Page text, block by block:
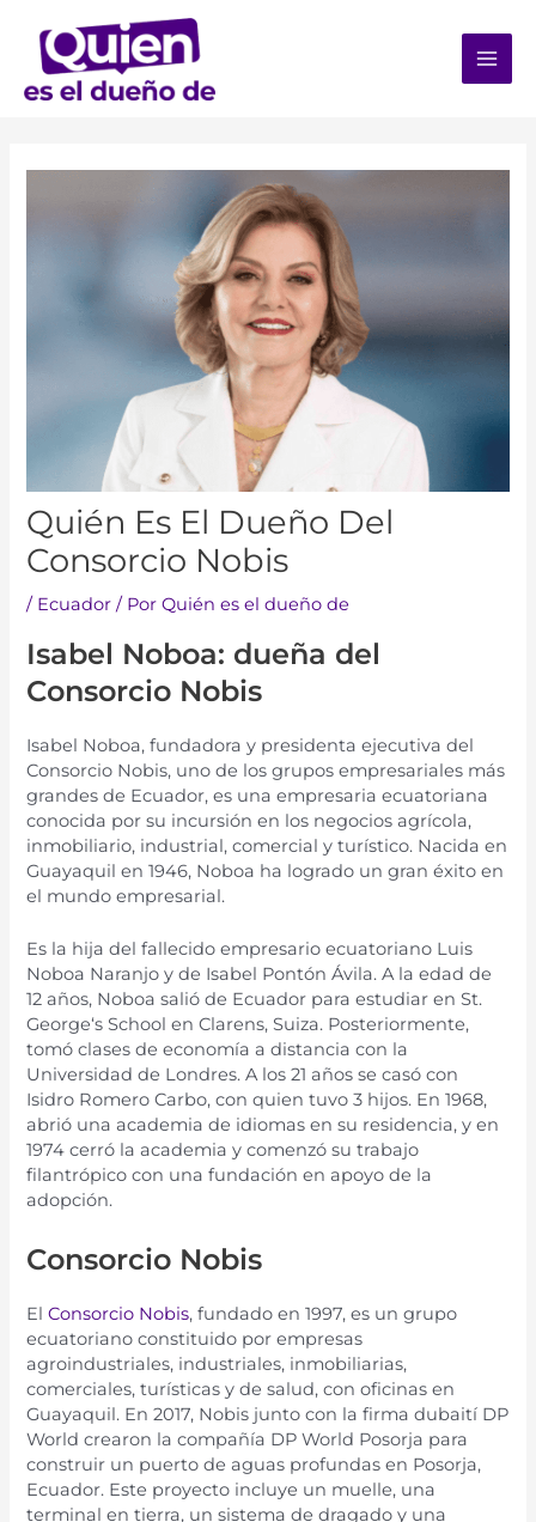
Quién Es El Dueño Del
Consorcio Nobis
/ Ecuador / PorQuién es el dueño de
Isabel Noboa: dueña del
Consorcio Nobis
Isabel Noboa, fundadora y presidenta ejecutiva del
Consorcio Nobis, uno de los grupos empresariales más
grandes de Ecuador, es una empresaria ecuatoriana
conocida por su incursión en los negocios agrícola,
inmobiliario, industrial, comercial y turístico. Nacida en
Guayaquil en 1946, Noboa ha logrado un gran éxito en
el mundo empresarial.
Es la hija del fallecido empresario ecuatoriano Luis
Noboa Naranjo y de Isabel Pontón Ávila. Ala edad de
12 años, Noboa salió de Ecuador para estudiar en St.
George‘s School en Clarens, Suiza. Posteriormente,
tomó clases de economía a distancia con la
Universidad de Londres. Alos 21 años se casó con
Isidro Romero Carbo, con quien tuvo 3 hijos. En 1968,
abrió una academia de idiomas en su residencia, y en
1974 cerró la academia y comenzó su trabajo
filantrópico con una fundación en apoyo de la
adopción.
Consorcio Nobis
El Consorcio Nobis, fundado en 1997, es un grupo
ecuatoriano constituido por empresas
agroindustriales, industriales, inmobiliarias,
comerciales, turísticas y de salud, con oficinas en
Guayaquil. En 2017, Nobis junto con la firma dubaití DP
World crearon la compañía DP World Posorja para
construir un puerto de aguas profundas en Posorja,
Ecuador. Este proyecto incluye un muelle, una
terminal en tierra, un sistema de dragado y una